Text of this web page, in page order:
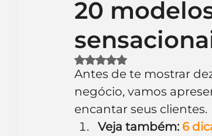
Identidade Visual Marca
Inteligência Artificial
20
Avaliado com NaN de 5
Antes de te mostrar
negócio, vamos
encantar seus clientes.
Veja também: 6